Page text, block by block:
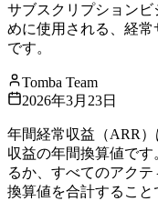
サブスクリプション
めに使用される、経
です。
Tomba Team
2026年3月23日
年間経常収益（ARR
収益の年間換算値です
るか、すべてのアク
換算値を合計すること